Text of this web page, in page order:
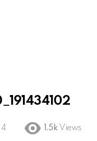
1.5k Views